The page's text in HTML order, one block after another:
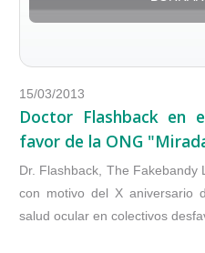
15/03/2013
Doctor Flashback en
favor de la ONG
Dr. Flashback, The Fakebandy
con motivo del X aniversario
salud ocular en colectivos